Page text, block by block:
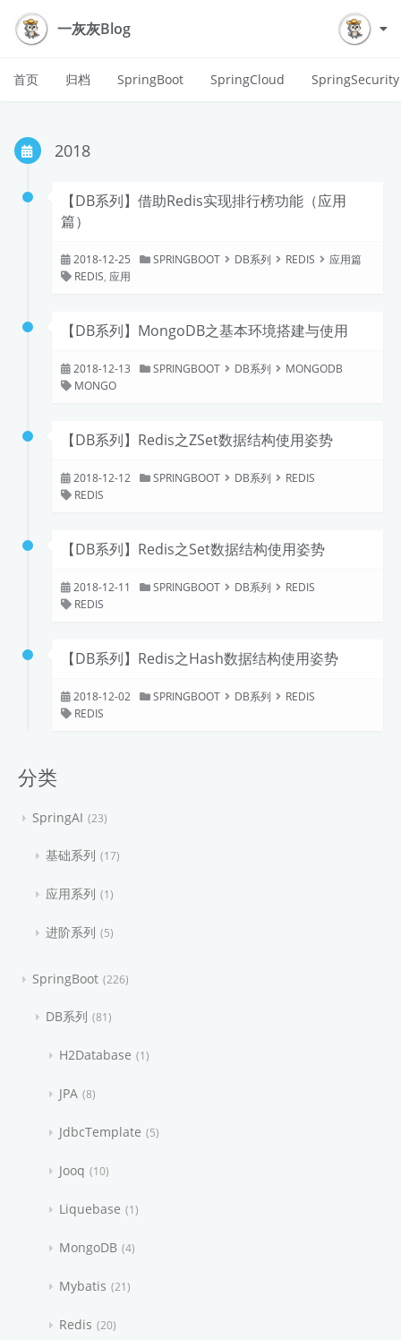
一灰灰Blog
首页 归档 SpringBoot SpringCloud SpringSecurity
2018
【DB系列】借助Redis实现排行榜功能（应用
篇）
2018-12-25 SPRINGBOOT DB系列 REDIS
应用篇
REDIS, 应用
【DB系列】MongoDB之基本环境搭建与使用
2018-12-13 SPRINGBOOT DB系列
MONGODB
MONGO
【DB系列】Redis之ZSet数据结构使用姿势
2018-12-12 SPRINGBOOT DB系列
REDIS
REDIS
【DB系列】Redis之Set数据结构使用姿势
2018-12-11 SPRINGBOOT DB系列
REDIS
REDIS
【DB系列】Redis之Hash数据结构使用姿势
2018-12-02 SPRINGBOOT DB系列
REDIS
REDIS
分类
SpringAI 23
基础系列 17
应用系列 1
进阶系列 5
SpringBoot 226
DB系列 81
H2Database 1
JPA 8
JdbcTemplate 5
Jooq 10
Liquebase 1
MongoDB 4
Mybatis 21
Redis 20